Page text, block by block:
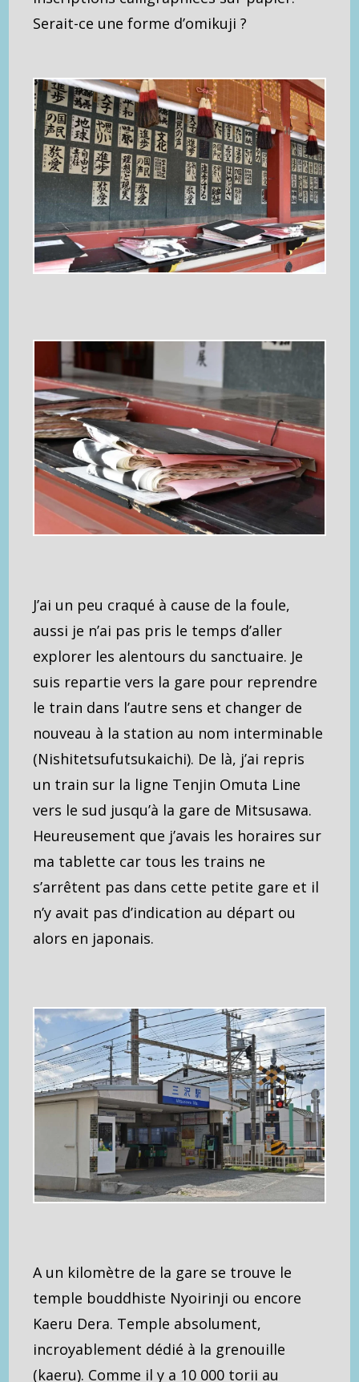
Serait-ce une forme d’omikuji ?
J’ai un peu craqué à cause de la foule,
aussi je n’ai pas pris le temps d’aller
explorer les alentours du sanctuaire. Je
suis repartie vers la gare pour reprendre
le train dans l’autre sens et changer de
nouveau à la station au nom interminable
(Nishitetsufutsukaichi). De là, j’ai repris
un train sur la ligne Tenjin Omuta Line
vers le sud jusqu’à la gare de Mitsusawa.
Heureusement que j’avais les horaires sur
ma tablette car tous les trains ne
s’arrêtent pas dans cette petite gare et il
n’y avait pas d’indication au départ ou
alors en japonais.
A un kilomètre de la gare se trouve le
temple bouddhiste Nyoirinji ou encore
Kaeru Dera. Temple absolument,
incroyablement dédié à la grenouille
(kaeru). Comme il y a 10 000 torii au